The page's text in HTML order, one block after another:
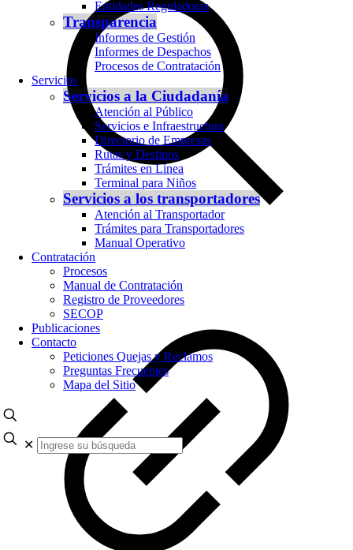
Entidades Reguladoras
Transparencia
Informes de Gestión
Informes de Despachos
Procesos de Contratación
Servicios
Servicios a la Ciudadanía
Atención al Público
Servicios e Infraestructura
Directorio de Empresas
Rutas y Destinos
Trámites en Línea
Terminal para Niños
Servicios a los transportadores
Atención al Transportador
Trámites para Transportadores
Manual Operativo
Contratación
Procesos
Manual de Contratación
Registro de Proveedores
SECOP
Publicaciones
Contacto
Peticiones Quejas y Reclamos
Preguntas Frecuentes
Mapa del Sitio
✕